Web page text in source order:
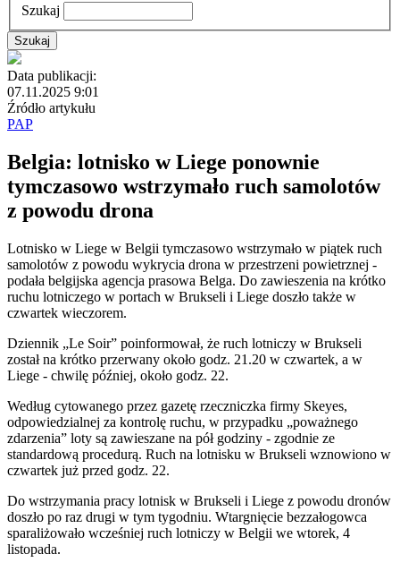
Szukaj
Data publikacji:
07.11.2025 9:01
Źródło artykułu
PAP
Belgia: lotnisko w Liege ponownie
tymczasowo wstrzymało ruch samolotów
z powodu drona
Lotnisko w Liege w Belgii tymczasowo wstrzymało w piątek ruch
samolotów z powodu wykrycia drona w przestrzeni powietrznej -
podała belgijska agencja prasowa Belga. Do zawieszenia na krótko
ruchu lotniczego w portach w Brukseli i Liege doszło także w
czwartek wieczorem.
Dziennik „Le Soir” poinformował, że ruch lotniczy w Brukseli
został na krótko przerwany około godz. 21.20 w czwartek, a w
Liege - chwilę później, około godz. 22.
Według cytowanego przez gazetę rzeczniczka firmy Skeyes,
odpowiedzialnej za kontrolę ruchu, w przypadku „poważnego
zdarzenia” loty są zawieszane na pół godziny - zgodnie ze
standardową procedurą. Ruch na lotnisku w Brukseli wznowiono w
czwartek już przed godz. 22.
Do wstrzymania pracy lotnisk w Brukseli i Liege z powodu dronów
doszło po raz drugi w tym tygodniu. Wtargnięcie bezzałogowca
sparaliżowało wcześniej ruch lotniczy w Belgii we wtorek, 4
listopada.